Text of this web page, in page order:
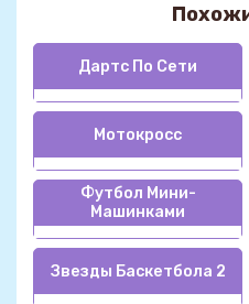
Дартс По Сети
Мотокросс
Футбол Мини-
Машинками
Звезды Баскетбола 2